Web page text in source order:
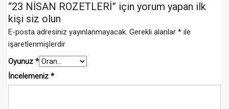
“23 NİSAN ROZETLERİ” için yorum yapan ilk
kişi siz olun
E-posta adresiniz yayınlanmayacak. Gerekli alanlar * ile
işaretlenmişlerdir
Oyunuz *
İncelemeniz *